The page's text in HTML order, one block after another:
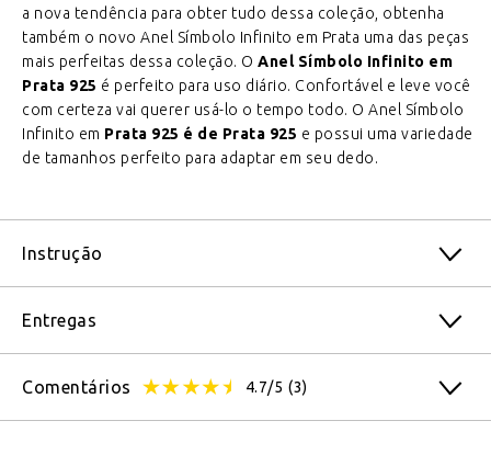
a nova tendência para obter tudo dessa coleção, obtenha
também o novo Anel Símbolo Infinito em Prata uma das peças
mais perfeitas dessa coleção. O Anel Símbolo Infinito em
Prata 925 é perfeito para uso diário. Confortável e leve você
com certeza vai querer usá-lo o tempo todo. O Anel Símbolo
Infinito em Prata 925 é de Prata 925 e possui uma variedade
de tamanhos perfeito para adaptar em seu dedo.
Instrução
Entregas
Comentários 4.7/5 (3)